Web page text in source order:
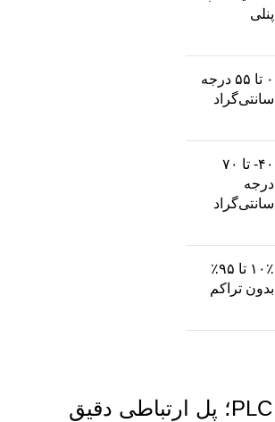
پنلی
۰ تا ۵۵ درجه
سانتی‌گراد
۴۰- تا ۷۰
درجه
سانتی‌گراد
۱۰٪ تا ۹۵٪
بدون تراکم
کارت آنالوگ PLC؛ پل ارتباطی دقیق